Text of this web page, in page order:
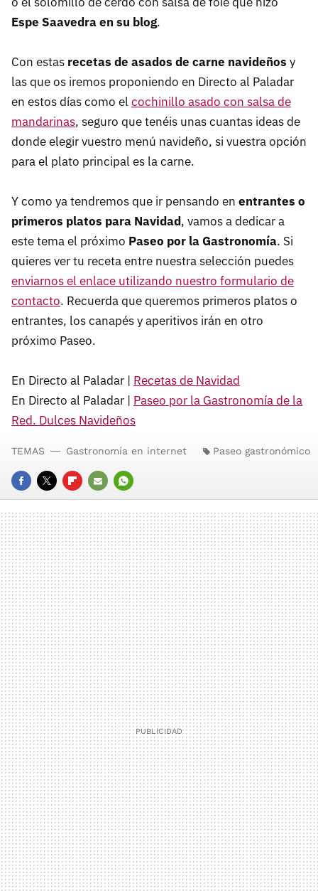
Espe Saavedra en su blog.
Con estas recetas de asados de carne navideños y
las que os iremos proponiendo en Directo al Paladar
en estos días como el cochinillo asado con salsa de
mandarinas, seguro que tenéis unas cuantas ideas de
donde elegir vuestro menú navideño, si vuestra opción
para el plato principal es la carne.
Y como ya tendremos que ir pensando en entrantes o
primeros platos para Navidad, vamos a dedicar a
este tema el próximo Paseo por la Gastronomía. Si
quieres ver tu receta entre nuestra selección puedes
enviarnos el enlace utilizando nuestro formulario de
contacto. Recuerda que queremos primeros platos o
entrantes, los canapés y aperitivos irán en otro
próximo Paseo.
En Directo al Paladar | Recetas de Navidad
En Directo al Paladar | Paseo por la Gastronomía de la
Red. Dulces Navideños
FACEBOOK
TWITTERFLIPBOARD
E-
MAIL
WHATSAPP
TEMAS Gastronomía en internet Paseo gastronómico